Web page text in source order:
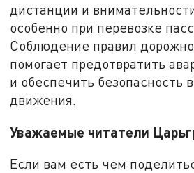
дистанции и
особенно при перевозке
Соблюдение правил
помогает предотвратить
и обеспечить безопасность
движения.
Уважаемые читатели
Если вам есть чем